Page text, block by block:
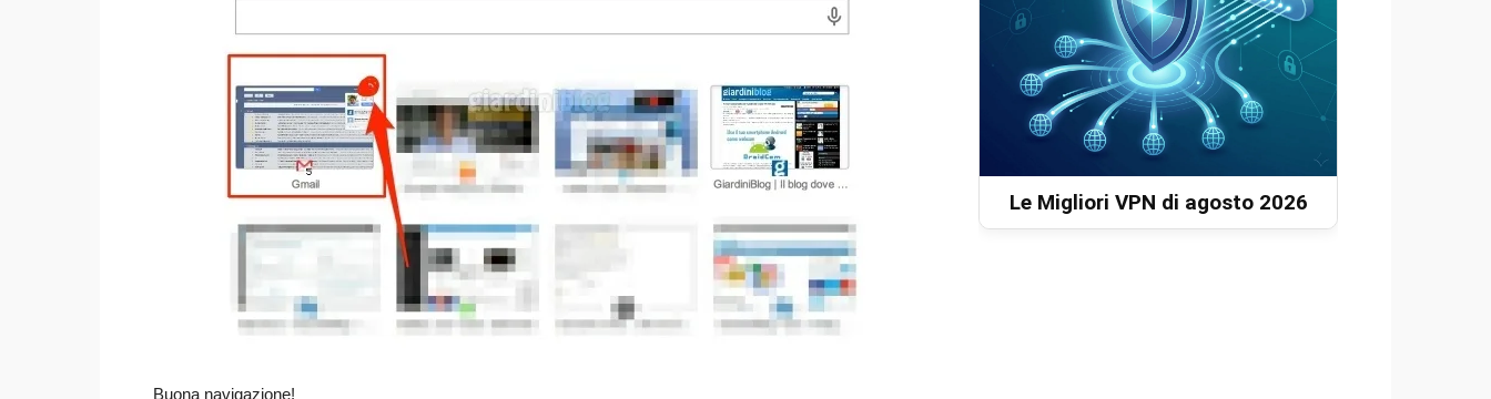
Buona navigazione!
Le Migliori VPN di agosto 2026